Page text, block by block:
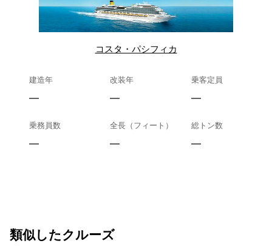
コスタ・パシフィカ
建造年
—
改装年
—
乗客定員
—
乗務員数
—
全長（フィート）
—
総トン数
—
類似したクルーズ